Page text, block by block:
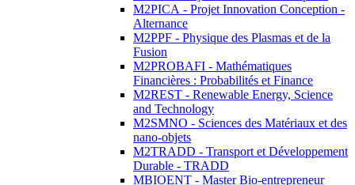
M2PICA - Projet Innovation Conception -
Alternance
M2PPF - Physique des Plasmas et de la
Fusion
M2PROBAFI - Mathématiques
Financières : Probabilités et Finance
M2REST - Renewable Energy, Science
and Technology
M2SMNO - Sciences des Matériaux et des
nano-objets
M2TRADD - Transport et Développement
Durable - TRADD
MBIOENT - Master Bio-entrepreneur